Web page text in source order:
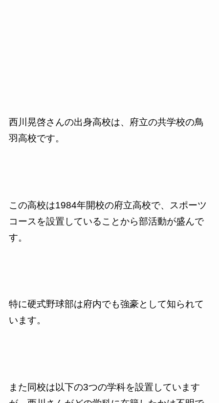
西川晃啓さんの出身高校は、府立の共学校の鳥
羽高校です。
この高校は1984年開校の府立高校で、スポーツ
コースを設置していることから部活動が盛んで
す。
特に硬式野球部は府内でも強豪として知られて
います。
また同校は以下の3つの学科を設置しています